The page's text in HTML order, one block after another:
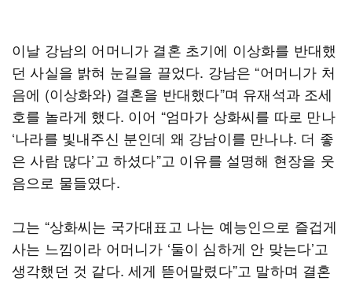
이날 강남의 어머니가 결혼 초기에 이상화를 반대했
던 사실을 밝혀 눈길을 끌었다. 강남은 “어머니가 처
음에 (이상화와) 결혼을 반대했다”며 유재석과 조세
호를 놀라게 했다. 이어 “엄마가 상화씨를 따로 만나
‘나라를 빛내주신 분인데 왜 강남이를 만나냐. 더 좋
은 사람 많다’고 하셨다”고 이유를 설명해 현장을 웃
음으로 물들였다.
그는 “상화씨는 국가대표고 나는 예능인으로 즐겁게
사는 느낌이라 어머니가 ‘둘이 심하게 안 맞는다’고
생각했던 것 같다. 세게 뜯어말렸다”고 말하며 결혼